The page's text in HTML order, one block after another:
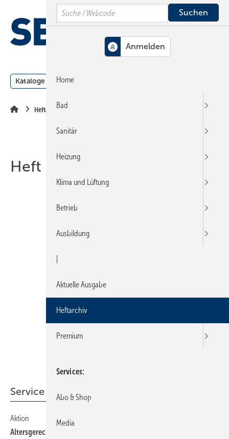
Hauptinhalt
Hauptmenü
SiteSearch
Kataloge Meldungen
Heftarchiv
Heft 01-2022
Service
Aktion
Altersgerechtes Wohnen
Search
Home
Bad
Sanitär
Heizung
Klima und Lüftung
Betrieb
Ausbildung
Aktuelle Ausgabe
Heftarchiv
Premium
Services
Abo & Shop
Media